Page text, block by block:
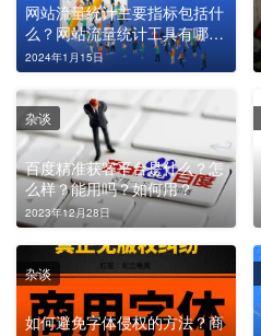
网站流量统计主要指标包括什
么？网站流量统计工具有哪
些？
2024年1月15日
百度精准获客平台是什么？怎
么样？能用吗？如何用？
2023年12月28日
杂谈
如何避免字体侵权的方法？商
杂谈